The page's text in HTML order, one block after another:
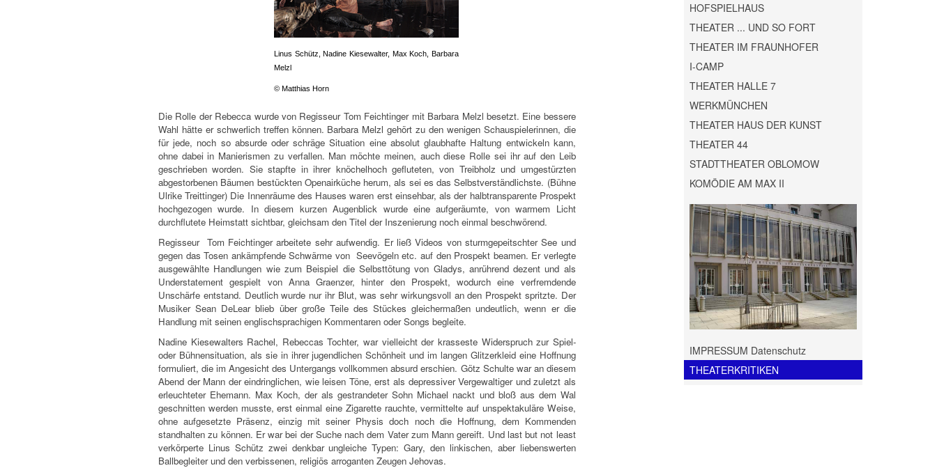
Linus Schütz, Nadine Kiesewalter, Max Koch, Barbara
Melzl
© Matthias Horn
Die Rolle der Rebecca wurde von Regisseur Tom Feichtinger mit Barbara Melzl besetzt. Eine bessere
Wahl hätte er schwerlich treffen können. Barbara Melzl gehört zu den wenigen Schauspielerinnen, die
für jede, noch so absurde oder schräge Situation eine absolut glaubhafte Haltung entwickeln kann,
ohne dabei in Manierismen zu verfallen. Man möchte meinen, auch diese Rolle sei ihr auf den Leib
geschrieben worden. Sie stapfte in ihrer knöchelhoch gefluteten, von Treibholz und umgestürzten
abgestorbenen Bäumen bestückten Openairküche herum, als sei es das Selbstverständlichste. (Bühne
Ulrike Treittinger) Die Innenräume des Hauses waren erst einsehbar, als der halbtransparente Prospekt
hochgezogen wurde. In diesem kurzen Augenblick wurde eine aufgeräumte, von warmem Licht
durchflutete Heimstatt sichtbar, gleichsam den Titel der Inszenierung noch einmal beschwörend.
Regisseur Tom Feichtinger arbeitete sehr aufwendig. Er ließ Videos von sturmgepeitschter See und
gegen das Tosen ankämpfende Schwärme von Seevögeln etc. auf den Prospekt beamen. Er verlegte
ausgewählte Handlungen wie zum Beispiel die Selbsttötung von Gladys, anrührend dezent und als
Understatement gespielt von Anna Graenzer, hinter den Prospekt, wodurch eine verfremdende
Unschärfe entstand. Deutlich wurde nur ihr Blut, was sehr wirkungsvoll an den Prospekt spritzte. Der
Musiker Sean DeLear blieb über große Teile des Stückes gleichermaßen undeutlich, wenn er die
Handlung mit seinen englischsprachigen Kommentaren oder Songs begleite.
Nadine Kiesewalters Rachel, Rebeccas Tochter, war vielleicht der krasseste Widerspruch zur Spiel-
oder Bühnensituation, als sie in ihrer jugendlichen Schönheit und im langen Glitzerkleid eine Hoffnung
formuliert, die im Angesicht des Untergangs vollkommen absurd erschien. Götz Schulte war an diesem
Abend der Mann der eindringlichen, wie leisen Töne, erst als depressiver Vergewaltiger und zuletzt als
erleuchteter Ehemann. Max Koch, der als gestrandeter Sohn Michael nackt und bloß aus dem Wal
geschnitten werden musste, erst einmal eine Zigarette rauchte, vermittelte auf unspektakuläre Weise,
ohne aufgesetzte Präsenz, einzig mit seiner Physis doch noch die Hoffnung, dem Kommenden
standhalten zu können. Er war bei der Suche nach dem Vater zum Mann gereift. Und last but not least
verkörperte Linus Schütz zwei denkbar ungleiche Typen: Gary, den linkischen, aber liebenswerten
Ballbegleiter und den verbissenen, religiös arroganten Zeugen Jehovas.
HOFSPIELHAUS
THEATER ... UND SO FORT
THEATER IM FRAUNHOFER
I-CAMP
THEATER HALLE 7
WERKMÜNCHEN
THEATER HAUS DER KUNST
THEATER 44
STADTTHEATER OBLOMOW
KOMÖDIE AM MAX II
IMPRESSUM Datenschutz
THEATERKRITIKEN